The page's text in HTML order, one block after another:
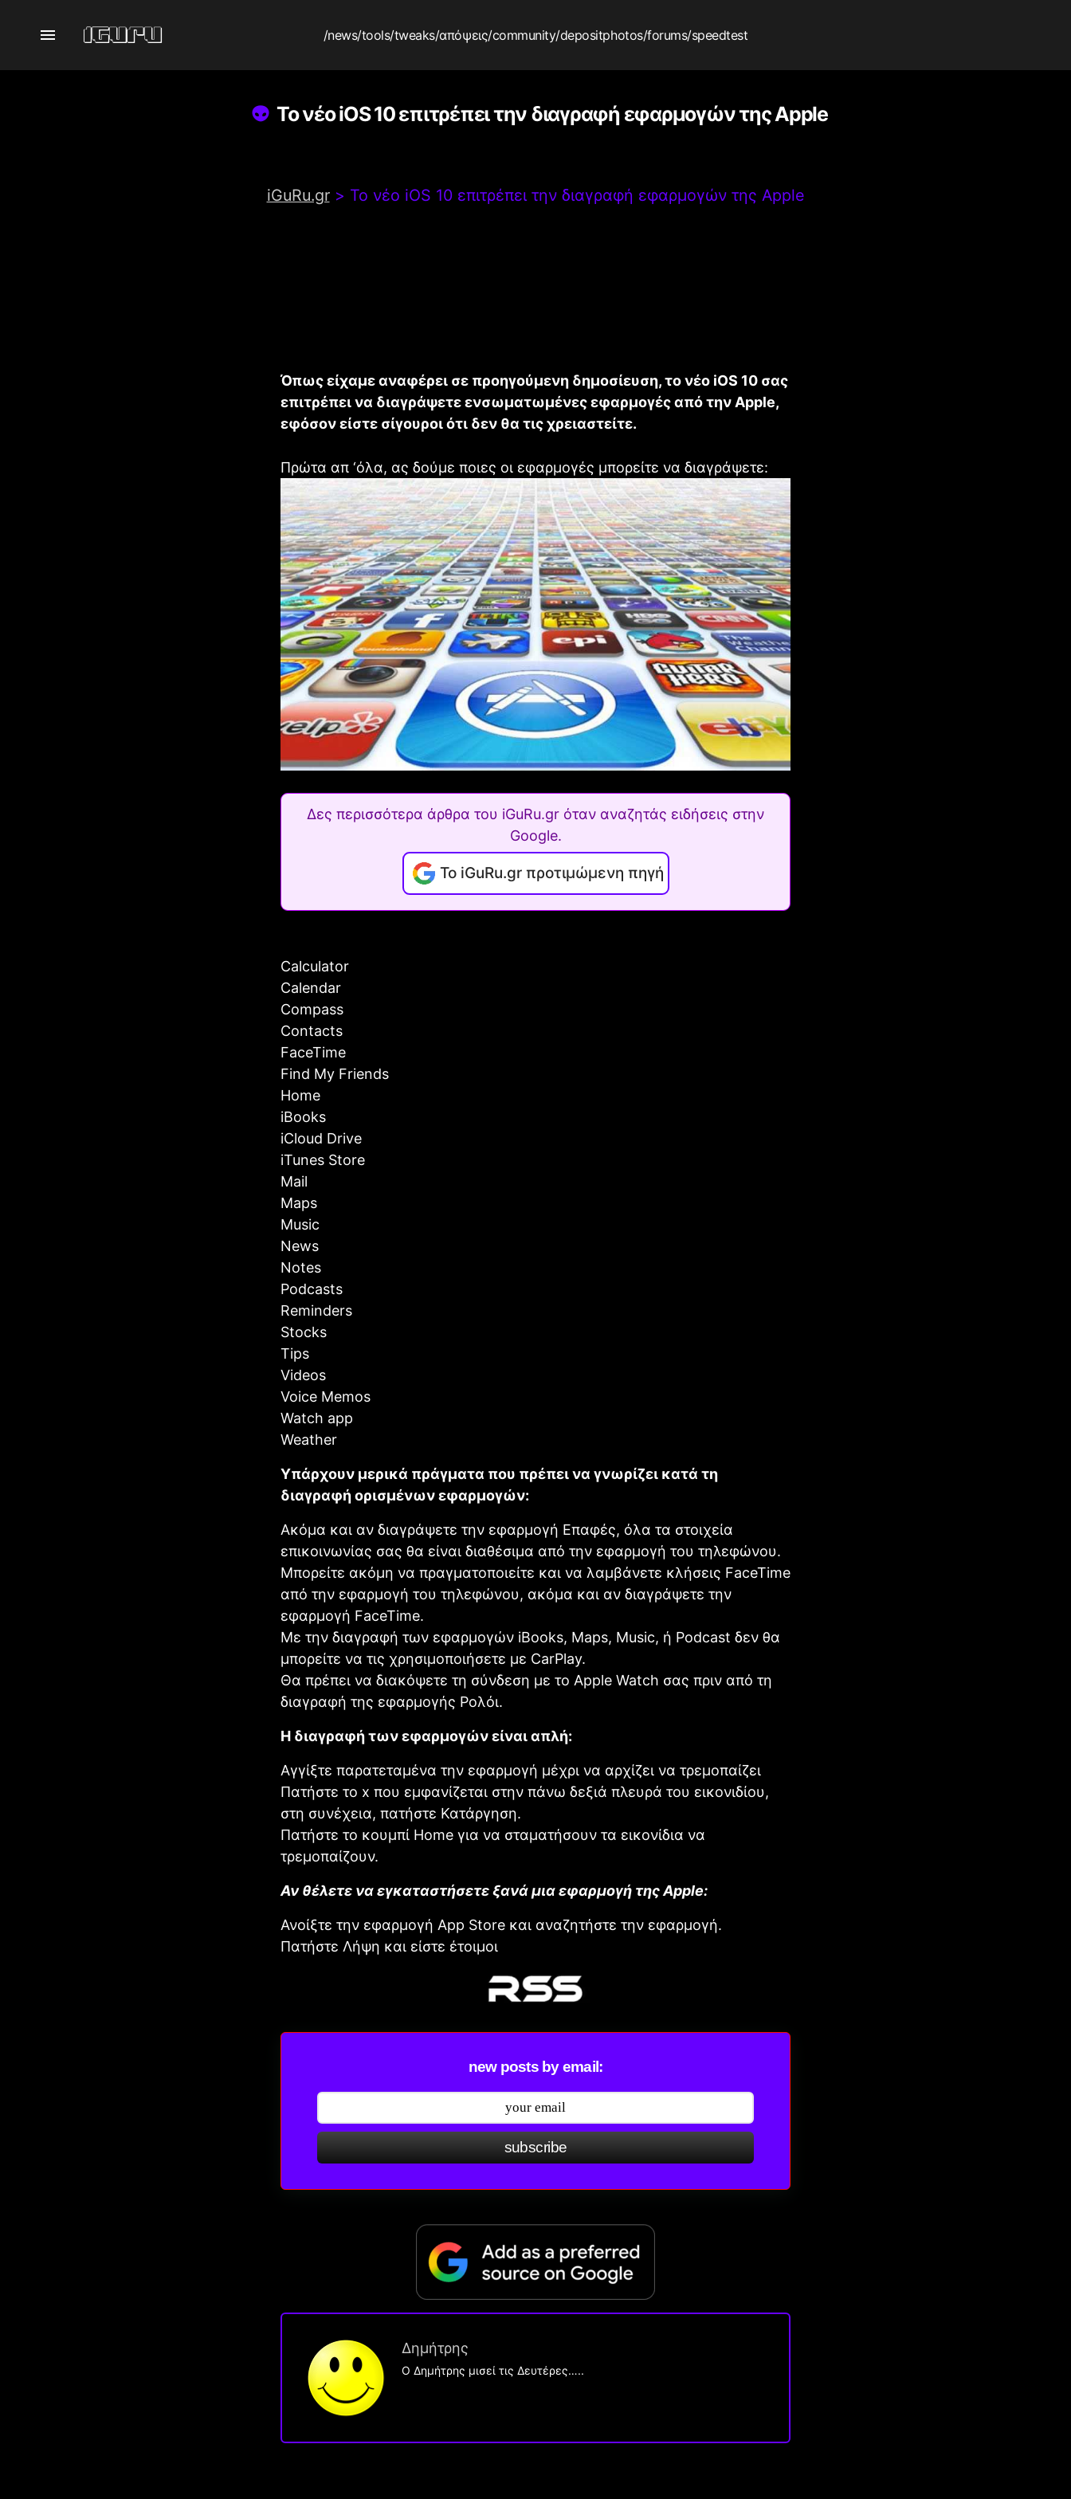
/news/tools/tweaks/απόψεις/community/depositphotos/forums/speedtest
Το νέο iOS 10 επιτρέπει την διαγραφή εφαρμογών της Apple
iGuRu.gr> Το νέο iOS 10 επιτρέπει την διαγραφή εφαρμογών της Apple
Όπως είχαμε αναφέρει σε προηγούμενη δημοσίευση, το νέο iOS 10 σας
επιτρέπει να διαγράψετε ενσωματωμένες εφαρμογές από την Apple,
εφόσον είστε σίγουροι ότι δεν θα τις χρειαστείτε.
Πρώτα απ ‘όλα, ας δούμε ποιες οι εφαρμογές μπορείτε να διαγράψετε:
Δες περισσότερα άρθρα του iGuRu.gr όταν αναζητάς ειδήσεις στην
Google.
Το iGuRu.gr προτιμώμενη πηγή
Calculator
Calendar
Compass
Contacts
FaceTime
Find My Friends
Home
iBooks
iCloud Drive
iTunes Store
Mail
Maps
Music
News
Notes
Podcasts
Reminders
Stocks
Tips
Videos
Voice Memos
Watch app
Weather
Υπάρχουν μερικά πράγματα που πρέπει να γνωρίζει κατά τη
διαγραφή ορισμένων εφαρμογών:
Ακόμα και αν διαγράψετε την εφαρμογή Επαφές, όλα τα στοιχεία
επικοινωνίας σας θα είναι διαθέσιμα από την εφαρμογή του τηλεφώνου.
Μπορείτε ακόμη να πραγματοποιείτε και να λαμβάνετε κλήσεις FaceTime
από την εφαρμογή του τηλεφώνου, ακόμα και αν διαγράψετε την
εφαρμογή FaceTime.
Με την διαγραφή των εφαρμογών iBooks, Maps, Music, ή Podcast δεν θα
μπορείτε να τις χρησιμοποιήσετε με CarPlay.
Θα πρέπει να διακόψετε τη σύνδεση με το Apple Watch σας πριν από τη
διαγραφή της εφαρμογής Ρολόι.
Η διαγραφή των εφαρμογών είναι απλή:
Αγγίξτε παρατεταμένα την εφαρμογή μέχρι να αρχίζει να τρεμοπαίζει
Πατήστε το x που εμφανίζεται στην πάνω δεξιά πλευρά του εικονιδίου,
στη συνέχεια, πατήστε Κατάργηση.
Πατήστε το κουμπί Home για να σταματήσουν τα εικονίδια να
τρεμοπαίζουν.
Αν θέλετε να εγκαταστήσετε ξανά μια εφαρμογή της Apple:
Ανοίξτε την εφαρμογή App Store και αναζητήστε την εφαρμογή.
Πατήστε Λήψη και είστε έτοιμοι
new posts by email:
subscribe
Δημήτρης
O Δημήτρης μισεί τις Δευτέρες…..